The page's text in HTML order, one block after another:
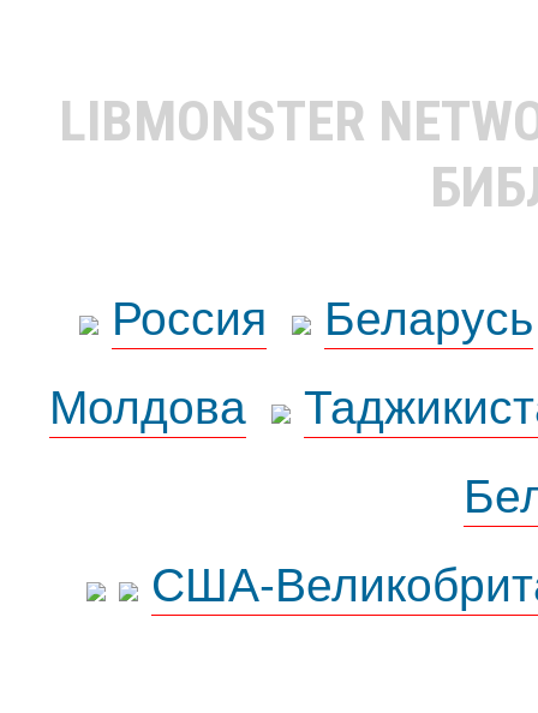
LIBMONSTER
Россия
Беларусь
Молдова
США-